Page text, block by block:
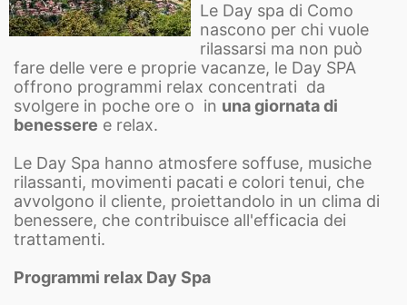
Le Day spa di Como
nascono per chi vuole
rilassarsi ma non può
fare delle vere e proprie vacanze, le Day SPA
offrono programmi relax concentrati da
svolgere in poche ore o in una giornata di
benessere e relax.
Le Day Spa hanno atmosfere soffuse, musiche
rilassanti, movimenti pacati e colori tenui, che
avvolgono il cliente, proiettandolo in un clima di
benessere, che contribuisce all'efficacia dei
trattamenti.
Programmi relax Day Spa